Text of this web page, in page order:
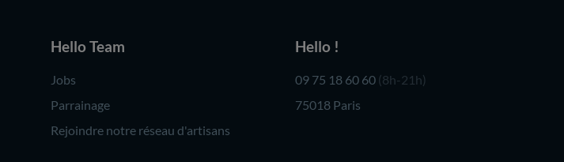
Hello Team
Jobs
Parrainage
Rejoindre notre réseau d'artisans
Hello !
09 75 18 60 60 (8h-21h)
75018 Paris